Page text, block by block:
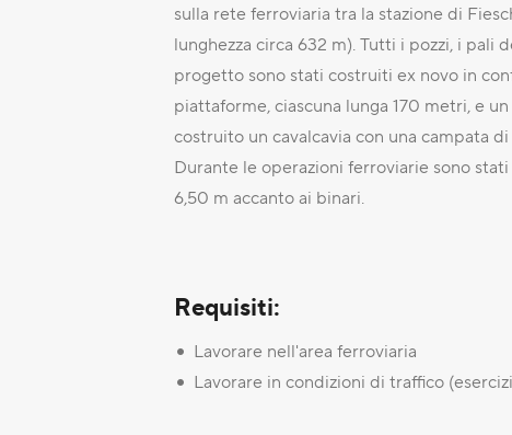
sulla rete ferroviaria tra la stazione di
lunghezza circa 632 m). Tutti i pozzi, i
progetto sono stati costruiti ex novo in
piattaforme, ciascuna lunga 170 metri, e
costruito un cavalcavia con una campata
Durante le operazioni ferroviarie sono
6,50 m accanto ai binari.
Requisiti:
Lavorare nell'area ferroviaria
Lavorare in condizioni di traffico